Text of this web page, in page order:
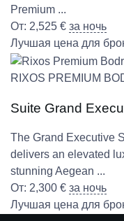
Premium ...
От: 2,525 € за ночь
Лучшая цена для
RIXOS PREMIUM
Suite Grand
The Grand Executive
delivers an elevated
stunning Aegean ...
От: 2,300 € за ночь
Лучшая цена для